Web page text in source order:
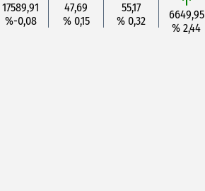
17589,91
%-0,08
47,69
% 0,15
55,17
% 0,32
6649,95
% 2,44